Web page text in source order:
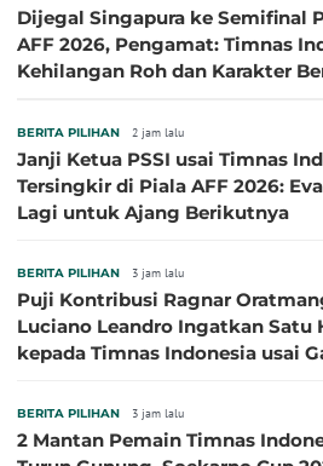
Dijegal Singapura ke Semifinal
AFF 2026, Pengamat: Timnas
Kehilangan Roh dan Karakter
BERITA PILIHAN 2 jam lalu
Janji Ketua PSSI usai Timnas
Tersingkir di Piala AFF 2026:
Lagi untuk Ajang Berikutnya
BERITA PILIHAN 3 jam lalu
Puji Kontribusi Ragnar
Luciano Leandro Ingatkan Satu
kepada Timnas Indonesia usai
BERITA PILIHAN 3 jam lalu
2 Mantan Pemain Timnas